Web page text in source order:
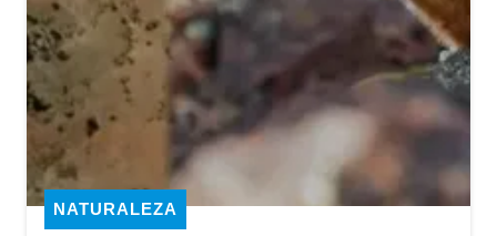
NATURALEZA